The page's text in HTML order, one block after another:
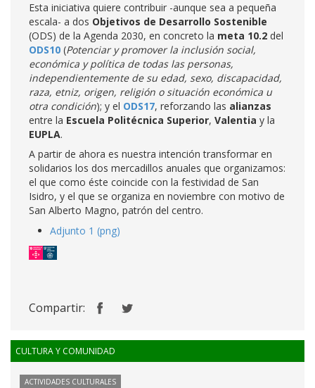
Esta iniciativa quiere contribuir -aunque sea a pequeña
escala- a dos Objetivos de Desarrollo Sostenible
(ODS) de la Agenda 2030, en concreto la meta 10.2 del
ODS10 (Potenciar y promover la inclusión social,
económica y política de todas las personas,
independientemente de su edad, sexo, discapacidad,
raza, etniz, origen, religión o situación económica u
otra condición); y el ODS17, reforzando las alianzas
entre la Escuela Politécnica Superior, Valentia y la
EUPLA.
A partir de ahora es nuestra intención transformar en
solidarios los dos mercadillos anuales que organizamos:
el que como éste coincide con la festividad de San
Isidro, y el que se organiza en noviembre con motivo de
San Alberto Magno, patrón del centro.
Adjunto 1 (png)
Compartir:
CULTURA Y COMUNIDAD
ACTIVIDADES CULTURALES